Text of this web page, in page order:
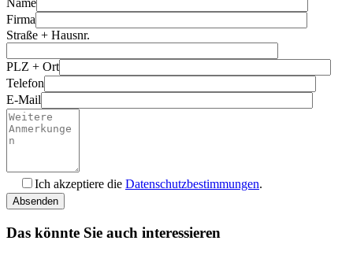
Firma
Straße + Hausnr.
PLZ + Ort
Telefon
E-Mail
Ich akzeptiere die Datenschutzbestimmungen.
Bitte
füllen
Sie
dieses
Das könnte Sie auch interessieren